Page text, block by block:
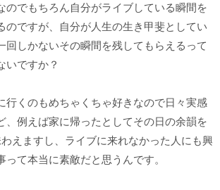
のでもちろん自分がライブしている瞬間を
のですが、自分が人生の生き甲斐としてい
回しかないその瞬間を残してもらえるって
いですか？
行くのもめちゃくちゃ好きなので日々実感
、例えば家に帰ったとしてその日の余韻を
えますし、ライブに来れなかった人にも興
って本当に素敵だと思うんです。